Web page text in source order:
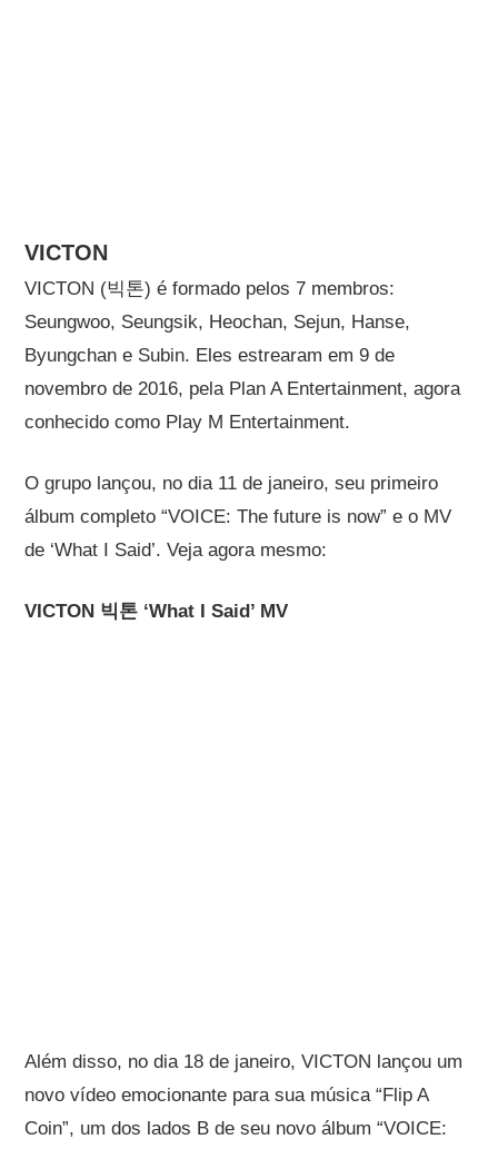
VICTON
VICTON (빅톤) é formado pelos 7 membros:
Seungwoo, Seungsik, Heochan, Sejun, Hanse,
Byungchan e Subin. Eles estrearam em 9 de
novembro de 2016, pela Plan A Entertainment, agora
conhecido como Play M Entertainment.
O grupo lançou, no dia 11 de janeiro, seu primeiro
álbum completo “VOICE: The future is now” e o MV
de ‘What I Said’. Veja agora mesmo:
VICTON 빅톤 ‘What I Said’ MV
Além disso, no dia 18 de janeiro, VICTON lançou um
novo vídeo emocionante para sua música “Flip A
Coin”, um dos lados B de seu novo álbum “VOICE: